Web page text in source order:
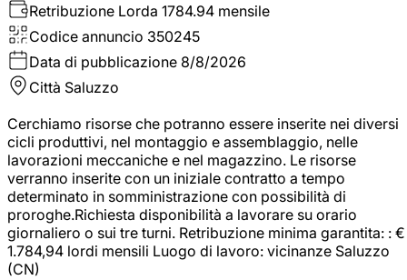
Retribuzione Lorda 1784.94 mensile
Codice annuncio 350245
Data di pubblicazione 8/8/2026
Città Saluzzo
Cerchiamo risorse che potranno essere inserite nei diversi
cicli produttivi, nel montaggio e assemblaggio, nelle
lavorazioni meccaniche e nel magazzino. Le risorse
verranno inserite con un iniziale contratto a tempo
determinato in somministrazione con possibilità di
proroghe.Richiesta disponibilità a lavorare su orario
giornaliero o sui tre turni. Retribuzione minima garantita: : €
1.784,94 lordi mensili Luogo di lavoro: vicinanze Saluzzo
(CN)